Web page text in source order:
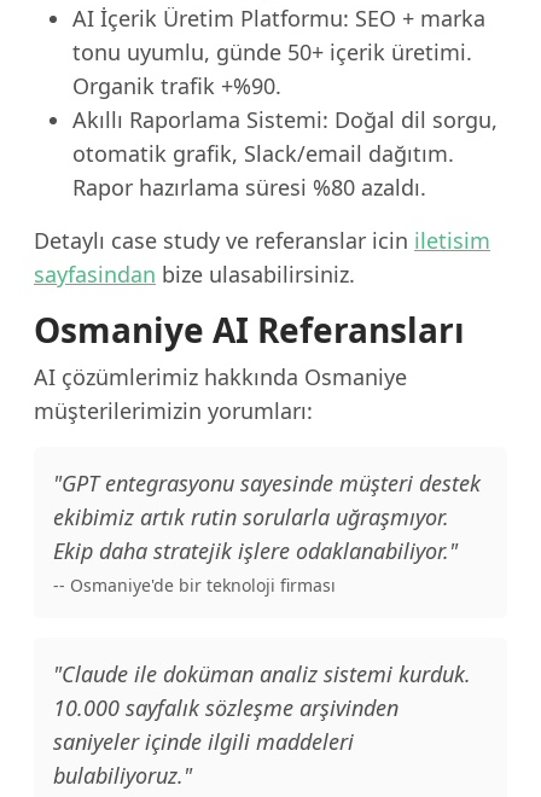
AI İçerik Üretim Platformu: SEO + marka
tonu uyumlu, günde 50+ içerik üretimi.
Organik trafik +%90.
Akıllı Raporlama Sistemi: Doğal dil sorgu,
otomatik grafik, Slack/email dağıtım.
Rapor hazırlama süresi %80 azaldı.
Detaylı case study ve referanslar icin iletisim
sayfasindan bize ulasabilirsiniz.
Osmaniye AI Referansları
AI çözümlerimiz hakkında Osmaniye
müşterilerimizin yorumları:
"GPT entegrasyonu sayesinde müşteri destek
ekibimiz artık rutin sorularla uğraşmıyor.
Ekip daha stratejik işlere odaklanabiliyor."
-- Osmaniye'de bir teknoloji firması
"Claude ile doküman analiz sistemi kurduk.
10.000 sayfalık sözleşme arşivinden
saniyeler içinde ilgili maddeleri
bulabiliyoruz."